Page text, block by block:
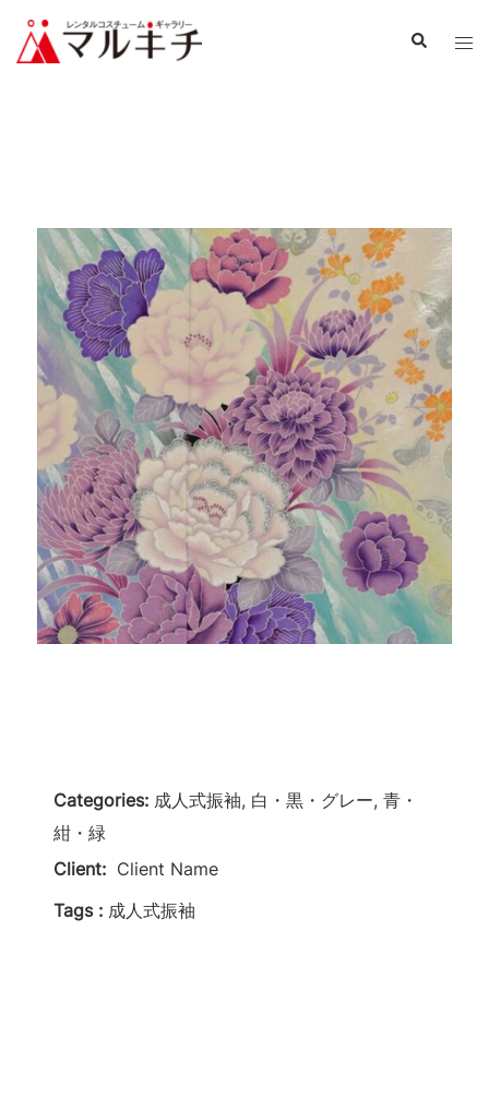
Categories: 成人式振袖, 白・黒・グレー, 青・
紺・緑
Client: Client Name
Tags : 成人式振袖